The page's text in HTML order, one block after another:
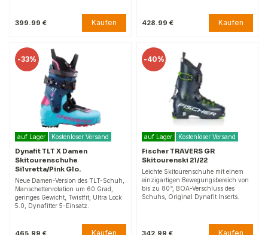
399.99 € Kaufen 428.99 € Kaufen
-33%
auf Lager Kostenloser Versand
Dynafit TLT X Damen
Skitourenschuhe
Silvretta/Pink Glo.
Neue Damen-Version des TLT-Schuh,
Manschettenrotation um 60 Grad,
geringes Gewicht, Twistfit, Ultra Lock
5.0, Dynafitter 5-Einsatz.
465.99 € Kaufen
-40%
auf Lager Kostenloser Versand
Fischer TRAVERS GR
Skitourenski 21/22
Leichte Skitourenschuhe mit einem
einzigartigen Bewegungsbereich von
bis zu 80°, BOA-Verschluss des
Schuhs, Original Dynafit Inserts.
342.99 € Kaufen